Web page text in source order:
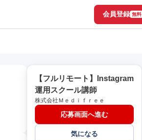
会員登録 無料
【フルリモート】Instagram
運用スクール講師
株式会社Ｍｅｄｉｆｒｅｅ
応募画面へ進む
気になる